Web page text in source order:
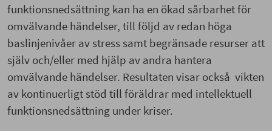
funktionsnedsättning kan ha en ökad sårbarhet för
omvälvande händelser, till följd av redan höga
baslinjenivåer av stress samt begränsade resurser att
själv och/eller med hjälp av andra hantera
omvälvande händelser. Resultaten visar också vikten
av kontinuerligt stöd till föräldrar med intellektuell
funktionsnedsättning under kriser.